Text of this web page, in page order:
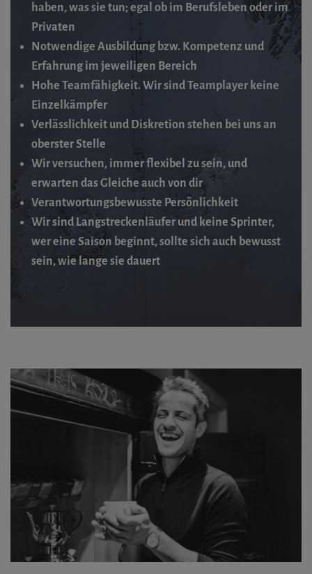
haben, was sie tun; egal ob im Berufsleben oder im
Privaten
Notwendige Ausbildung bzw. Kompetenz und
Erfahrung im jeweiligen Bereich
Hohe Teamfähigkeit. Wir sind Teamplayer keine
Einzelkämpfer
Verlässlichkeit und Diskretion stehen bei uns an
oberster Stelle
Wir versuchen, immer flexibel zu sein, und
erwarten das Gleiche auch von dir
Verantwortungsbewusste Persönlichkeit
Wir sind Langstreckenläufer und keine Sprinter,
wer eine Saison beginnt, sollte sich auch bewusst
sein, wie lange sie dauert